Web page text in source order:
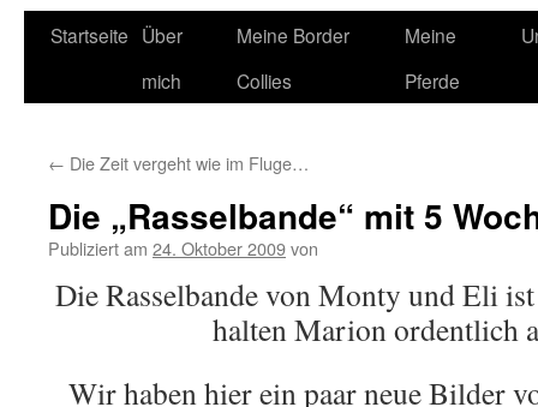
Zum
Startseite Über
mich
Meine Border
Collies
Meine
Pferde
← Die Zeit vergeht wie im Fluge…
Die „Rasselbande“ mit 5
Publiziert am 24. Oktober 2009von
Die Rasselbande von Monty und Eli
halten Marion ordentlich
Wir haben hier ein paar neue Bilder